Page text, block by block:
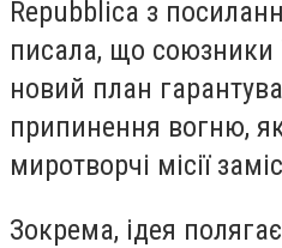
Repubblica з
писала, що союзники
новий план
припинення вогню,
миротворчі місії
Зокрема, ідея